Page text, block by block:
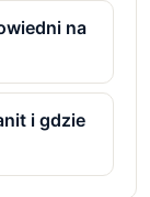
na
i gdzie